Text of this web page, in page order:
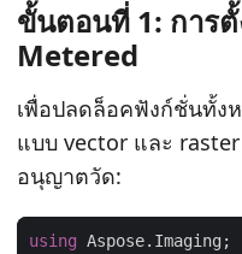
ขั้นตอนที่ 1: การ
Metered
เพื่อปลดล็อคฟังก์ชั่นทั้ง
แบบ vector และ
อนุญาตวัด:
using